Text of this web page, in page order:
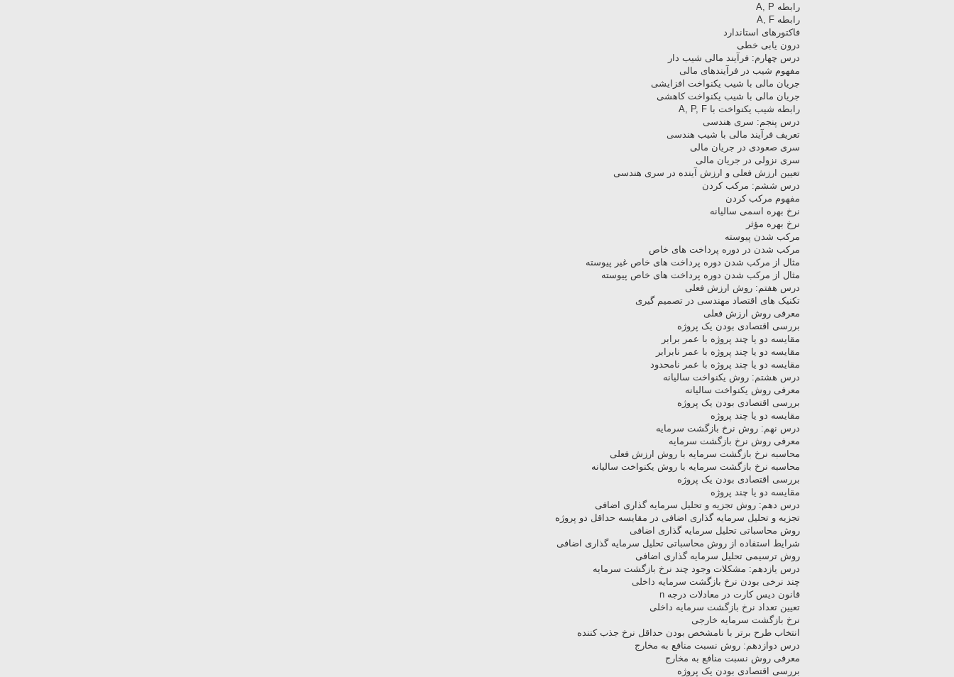
رابطه A, P
رابطه A, F
فاکتورهای استاندارد
درون یابی خطی
درس چهارم: فرآیند مالی شیب دار
مفهوم شیب در فرآیندهای مالی
جریان مالی با شیب یکنواخت افزایشی
جریان مالی با شیب یکنواخت کاهشی
رابطه شیب یکنواخت با A, P, F
درس پنجم: سری هندسی
تعریف فرآیند مالی با شیب هندسی
سری صعودی در جریان مالی
سری نزولی در جریان مالی
تعیین ارزش فعلی و ارزش آینده در سری هندسی
درس ششم: مرکب کردن
مفهوم مرکب کردن
نرخ بهره اسمی سالیانه
نرخ بهره مؤثر
مرکب شدن پیوسته
مرکب شدن در دوره پرداخت های خاص
مثال از مرکب شدن دوره پرداخت های خاص غیر پیوسته
مثال از مرکب شدن دوره پرداخت های خاص پیوسته
درس هفتم: روش ارزش فعلی
تکنیک های اقتصاد مهندسی در تصمیم گیری
معرفی روش ارزش فعلی
بررسی اقتصادی بودن یک پروژه
مقایسه دو یا چند پروژه با عمر برابر
مقایسه دو یا چند پروژه با عمر نابرابر
مقایسه دو یا چند پروژه با عمر نامحدود
درس هشتم: روش یکنواخت سالیانه
معرفی روش یکنواخت سالیانه
بررسی اقتصادی بودن یک پروژه
مقایسه دو یا چند پروژه
درس نهم: روش نرخ بازگشت سرمایه
معرفی روش نرخ بازگشت سرمایه
محاسبه نرخ بازگشت سرمایه با روش ارزش فعلی
محاسبه نرخ بازگشت سرمایه با روش یکنواخت سالیانه
بررسی اقتصادی بودن یک پروژه
مقایسه دو یا چند پروژه
درس دهم: روش تجزیه و تحلیل سرمایه گذاری اضافی
تجزیه و تحلیل سرمایه گذاری اضافی در مقایسه حداقل دو پروژه
روش محاسباتی تحلیل سرمایه گذاری اضافی
شرایط استفاده از روش محاسباتی تحلیل سرمایه گذاری اضافی
روش ترسیمی تحلیل سرمایه گذاری اضافی
درس یازدهم: مشکلات وجود چند نرخ بازگشت سرمایه
چند نرخی بودن نرخ بازگشت سرمایه داخلی
قانون دیس کارت در معادلات درجه n
تعیین تعداد نرخ بازگشت سرمایه داخلی
نرخ بازگشت سرمایه خارجی
انتخاب طرح برتر با نامشخص بودن حداقل نرخ جذب کننده
درس دوازدهم: روش نسبت منافع به مخارج
معرفی روش نسبت منافع به مخارج
بررسی اقتصادی بودن یک پروژه